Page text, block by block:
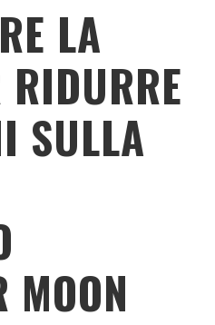
LA
SULLA
MOON